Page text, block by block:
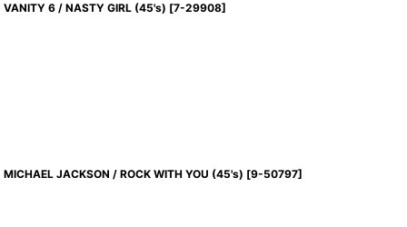
VANITY 6 / NASTY GIRL (45's) [7-29908]
MICHAEL JACKSON / ROCK WITH YOU (45's) [9-50797]